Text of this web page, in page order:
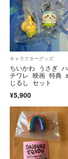
キャラクターグッズ
ちいかわ うさぎ ハ
チワレ 映画 特典
じるし セット
¥5,900